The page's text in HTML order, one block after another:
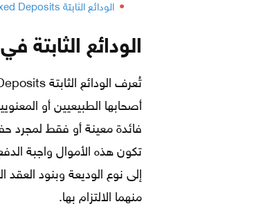
الودائع الثابتة Fixed Deposits في المصارف العراقية الأخرى
الودائع الثابتة
أصحابها الطبيعيين أو
فائدة معينة أو فقط لمجرد
تكون هذه الأموال واجبة
إلى نوع الوديعة وبنود
منهما الالتزام بها.